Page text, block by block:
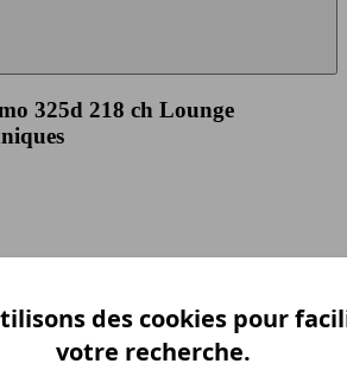
325d 218 ch Lounge
des cookies pour
votre recherche.